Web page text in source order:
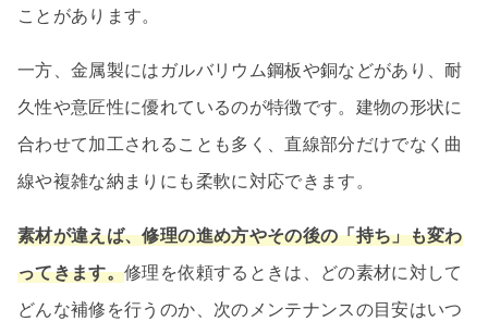
ことがあります。
一方、金属製にはガルバリウム鋼板や銅などがあり、耐
久性や意匠性に優れているのが特徴です。建物の形状に
合わせて加工されることも多く、直線部分だけでなく曲
線や複雑な納まりにも柔軟に対応できます。
素材が違えば、修理の進め方やその後の「持ち」も変わ
ってきます。修理を依頼するときは、どの素材に対して
どんな補修を行うのか、次のメンテナンスの目安はいつ